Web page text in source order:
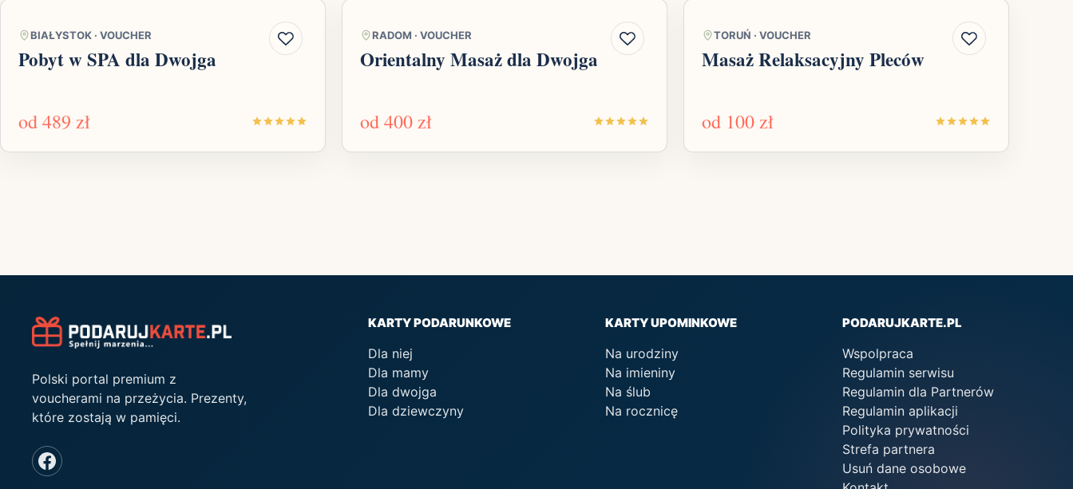
BIAŁYSTOK · VOUCHER
Pobyt w SPA dla Dwojga
od489 zł
RADOM · VOUCHER
Orientalny Masaż dla Dwojga
od400 zł
TORUŃ · VOUCHER
Masaż Relaksacyjny Pleców
od 100 zł
Polski portal premium z
voucherami na przeżycia. Prezenty,
które zostają w pamięci.
KARTY PODARUNKOWE
Dla niej
Dla mamy
Dla dwojga
Dla dziewczyny
KARTY UPOMINKOWE
Na urodziny
Na imieniny
Na ślub
Na rocznicę
PODARUJKARTE.PL
Wspolpraca
Regulamin serwisu
Regulamin dla Partnerów
Regulamin aplikacji
Polityka prywatności
Strefa partnera
Usuń dane osobowe